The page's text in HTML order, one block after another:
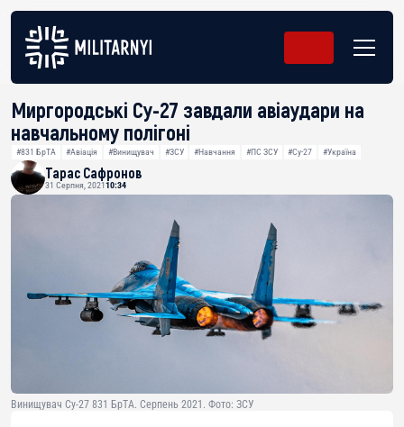
Миргородські Су-27 завдали авіаудари на
навчальному полігоні
#831 БрТА #Авіація #Винищувач #ЗСУ #Навчання #ПС ЗСУ #Су-27 #Україна
Тарас Сафронов
31 Серпня, 202110:34
Винищувач Су-27 831 БрТА. Серпень 2021. Фото: ЗСУ